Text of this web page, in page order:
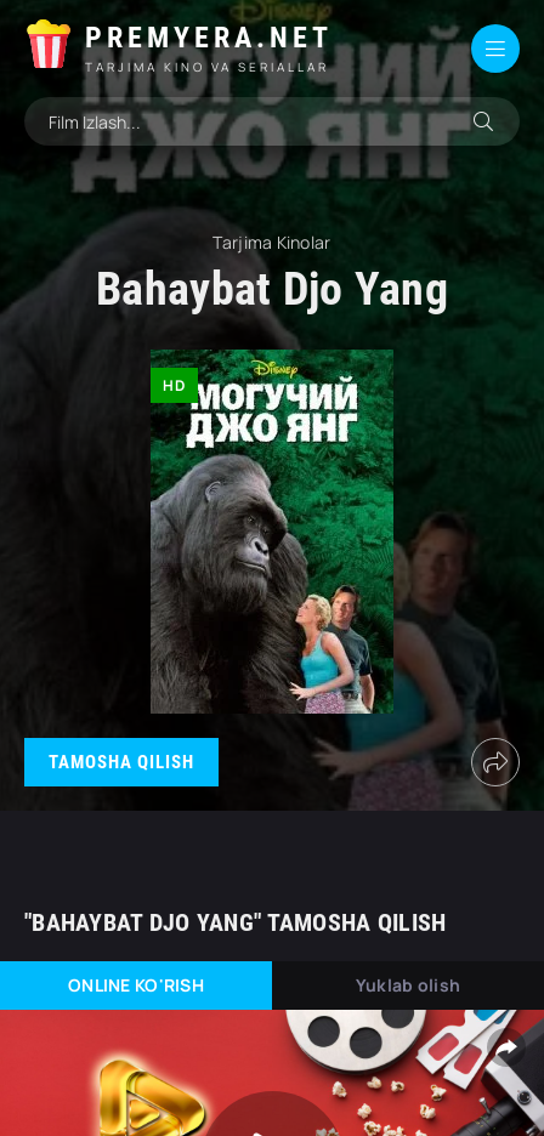
PREMYERA.NET
TARJIMA KINO VA SERIALLAR
Tarjima Kinolar
Bahaybat Djo Yang
HD
TAMOSHA QILISH
"BAHAYBAT DJO YANG" TAMOSHA QILISH
ONLINE KO'RISH Yuklab olish